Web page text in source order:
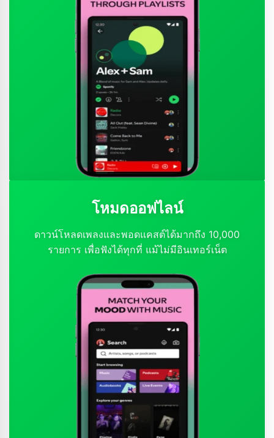
โหมดออฟไลน์
ดาวน์โหลดเพลงและพอดแคสต์ได้มากถึง 10,000
รายการ เพื่อฟังได้ทุกที่ แม้ไม่มีอินเทอร์เน็ต